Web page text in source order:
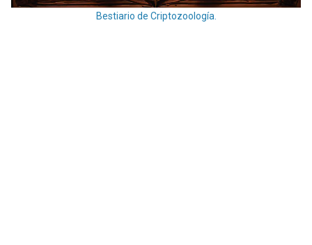
Bestiario de Criptozoología.